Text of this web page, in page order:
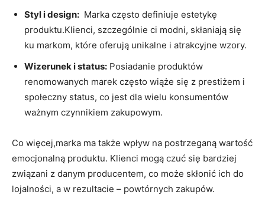
Styl i design: ​ Marka‌ często⁣ definiuje estetykę
produktu.Klienci, szczególnie ci⁤ modni, skłaniają ‌się
ku markom, ‍które ⁤oferują unikalne‍ i⁤ atrakcyjne wzory.
Wizerunek ⁤i status: Posiadanie produktów
⁢renomowanych marek ⁣często ⁤wiąże⁤ się z​ prestiżem ‍i
społeczny status, co jest dla wielu ⁢konsumentów
ważnym czynnikiem zakupowym.
Co więcej,marka ma⁣ także wpływ na postrzeganą ⁤wartość
​emocjonalną produktu. Klienci mogą‌ czuć się ⁢bardziej
związani z danym producentem, co ⁢może skłonić ich do
lojalności,‌ a w rezultacie – powtórnych ​zakupów.